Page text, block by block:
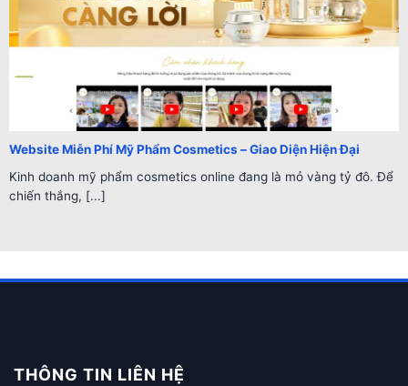
Website Miễn Phí Mỹ Phẩm Cosmetics – Giao Diện Hiện Đại
Kinh doanh mỹ phẩm cosmetics online đang là mỏ vàng tỷ đô. Để
chiến thắng, [...]
THÔNG TIN LIÊN HỆ